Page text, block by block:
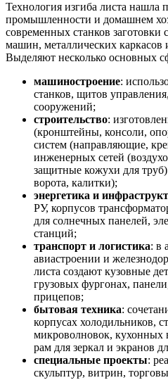
Технология изгиба листа нашла
промышленности и домашнем
современных станков заготовки
машин, металлических каркасов
Выделяют несколько основных
машиностроение:
станков, щитов
сооружений;
строительство:
(кронштейны, консоли,
систем (направляющие,
инженерных сетей
защитные кожухи для
ворота, калитки);
энергетика и
РУ, корпусов
для солнечных панелей,
станций;
транспорт и логистика: в
авиастроении и
листа создают кузовные
грузовых фургонах,
прицепов;
бытовая техника:
корпусах холодильников,
микроволновок, кухонных
рам для зеркал и экранов
специальные проекты:
скульптур, витрин,